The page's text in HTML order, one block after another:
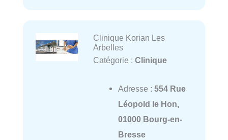
Clinique Korian Les
Arbelles
Catégorie : Clinique
Adresse : 554 Rue
Léopold le Hon,
01000 Bourg-en-
Bresse